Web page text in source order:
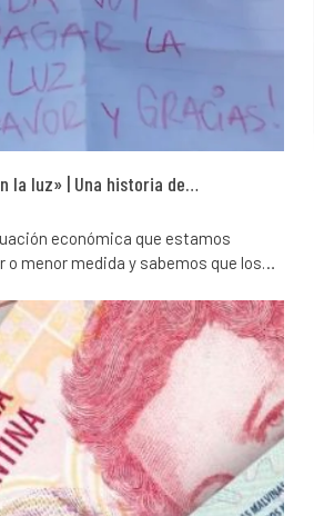
la luz» | Una historia de…
económica que estamos
o menor medida y sabemos que los…